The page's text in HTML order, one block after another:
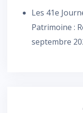
Les 41e
Patrimoine :
septembre